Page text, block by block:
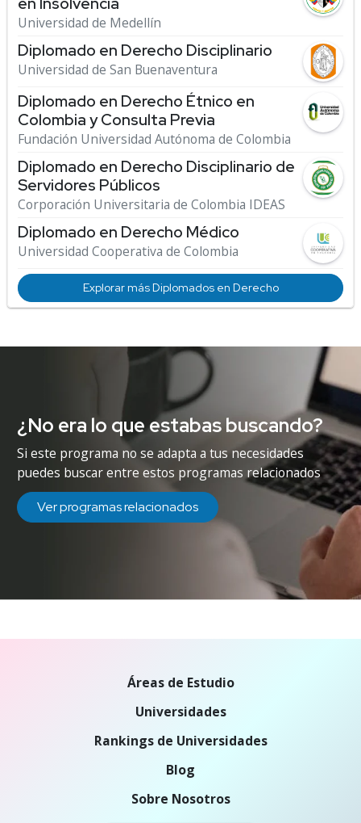
Universidad de Medellín
Diplomado en Derecho Disciplinario
Universidad de San Buenaventura
Diplomado en Derecho Étnico en
Colombia y Consulta Previa
Fundación Universidad Autónoma de Colombia
Diplomado en Derecho Disciplinario de
Servidores Públicos
Corporación Universitaria de Colombia IDEAS
Diplomado en Derecho Médico
Universidad Cooperativa de Colombia
Explorar más Diplomados en Derecho
¿No era lo que estabas buscando?
Si este programa no se adapta a tus necesidades
puedes buscar entre estos programas relacionados
Ver programas relacionados
Áreas de Estudio
Universidades
Rankings de Universidades
Blog
Sobre Nosotros